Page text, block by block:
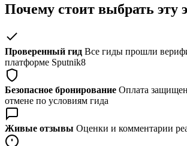
Почему стоит выбрать эту
Проверенный гид Все гиды прошли
платформе Sputnik8
Безопасное бронирование Оплата
отмене по условиям гида
Живые отзывы Оценки и комментарии